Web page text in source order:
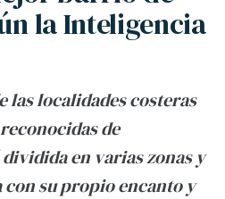
la Inteligencia
las localidades costeras
de
en varias zonas y
su propio encanto y